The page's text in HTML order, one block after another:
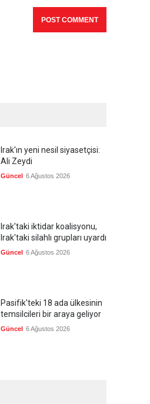
Irak'ın yeni nesil siyasetçisi:
Ali Zeydi
Güncel 6 Ağustos 2026
Irak'taki iktidar koalisyonu,
Irak'taki silahlı grupları uyardı
Güncel 6 Ağustos 2026
Pasifik'teki 18 ada ülkesinin
temsilcileri bir araya geliyor
Güncel 6 Ağustos 2026